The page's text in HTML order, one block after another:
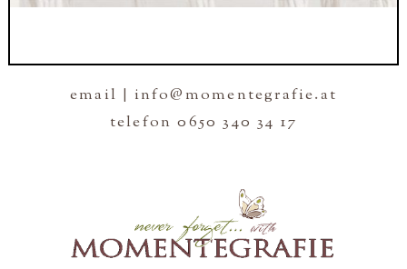
email | info@momentegrafie.at
telefon 0650 340 34 17